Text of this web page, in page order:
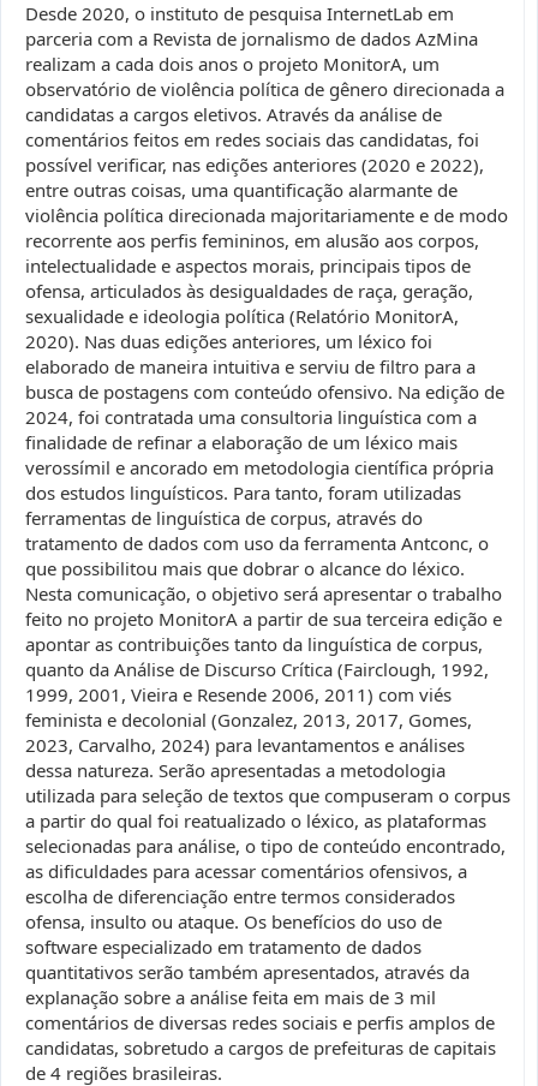
Desde 2020, o instituto de pesquisa InternetLab em
parceria com a Revista de jornalismo de dados AzMina
realizam a cada dois anos o projeto MonitorA, um
observatório de violência política de gênero direcionada a
candidatas a cargos eletivos. Através da análise de
comentários feitos em redes sociais das candidatas, foi
possível verificar, nas edições anteriores (2020 e 2022),
entre outras coisas, uma quantificação alarmante de
violência política direcionada majoritariamente e de modo
recorrente aos perfis femininos, em alusão aos corpos,
intelectualidade e aspectos morais, principais tipos de
ofensa, articulados às desigualdades de raça, geração,
sexualidade e ideologia política (Relatório MonitorA,
2020). Nas duas edições anteriores, um léxico foi
elaborado de maneira intuitiva e serviu de filtro para a
busca de postagens com conteúdo ofensivo. Na edição de
2024, foi contratada uma consultoria linguística com a
finalidade de refinar a elaboração de um léxico mais
verossímil e ancorado em metodologia científica própria
dos estudos linguísticos. Para tanto, foram utilizadas
ferramentas de linguística de corpus, através do
tratamento de dados com uso da ferramenta Antconc, o
que possibilitou mais que dobrar o alcance do léxico.
Nesta comunicação, o objetivo será apresentar o trabalho
feito no projeto MonitorA a partir de sua terceira edição e
apontar as contribuições tanto da linguística de corpus,
quanto da Análise de Discurso Crítica (Fairclough, 1992,
1999, 2001, Vieira e Resende 2006, 2011) com viés
feminista e decolonial (Gonzalez, 2013, 2017, Gomes,
2023, Carvalho, 2024) para levantamentos e análises
dessa natureza. Serão apresentadas a metodologia
utilizada para seleção de textos que compuseram o corpus
a partir do qual foi reatualizado o léxico, as plataformas
selecionadas para análise, o tipo de conteúdo encontrado,
as dificuldades para acessar comentários ofensivos, a
escolha de diferenciação entre termos considerados
ofensa, insulto ou ataque. Os benefícios do uso de
software especializado em tratamento de dados
quantitativos serão também apresentados, através da
explanação sobre a análise feita em mais de 3 mil
comentários de diversas redes sociais e perfis amplos de
candidatas, sobretudo a cargos de prefeituras de capitais
de 4 regiões brasileiras.